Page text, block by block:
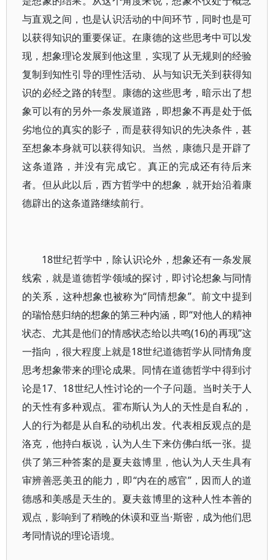
与直观之间，也是认识活动的中间环节，同时也是可
以获得知识的重要保证。在康德的这些思考中可以发
现，想象理论发展到他这里，实现了从无规则的经验
复制到知性引导的理性活动、从与知识无关到获得知
识的必经之路的转型。康德的这些思考，暗示出了想
象可以有的另外一条发展道路，即想象不再是处于低
劣地位的真实的影子，而是获得知识的先决条件，甚
至想象本身就可以获得知识。当然，康德只是开辟了
这条道路，并没有完成它。真正的完成还有待后来
者。但从此以后，西方哲学中的想象，就开始沿着康
德辟出的这条道路继续前行。
18世纪哲学中，除认识论外，想象还有一条发展
线索，就是道德哲学领域的探讨，即讨论想象与同情
的关系，这种想象也被称为“同情想象”。前文中提到
的瑞恰慈归纳的想象的第三种内涵，即“对他人的精神
状态、尤其是他们的情感状态给以共鸣(16)的再现”这
一指向，很大程度上就是18世纪道德哲学从同情角度
思考想象带来的理论成果。同情在道德哲学中得到讨
论是17、18世纪人性讨论的一个子问题。当时关于人
的天性有多种观点。霍布斯认为人的天性是自私的，
人的行为都是从自私的动机出发。代表相反观点的是
洛克，他持白板说，认为人生下来仿佛白纸一张。提
供了第三种答案的是夏夫兹博里，他认为人天生具有
审辨善恶美丑的能力，即“内在的感官”，因而人的道
德感和美感是天生的。夏夫兹博里的这种人性本善的
观点，影响到了稍晚的休谟和亚当·斯密，成为他们思
考同情说的理论语境。